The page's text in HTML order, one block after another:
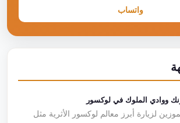
واتساب
ووادي الملوك في لوكسور
لزيارة أبرز معالم لوكسور الأثرية مثل